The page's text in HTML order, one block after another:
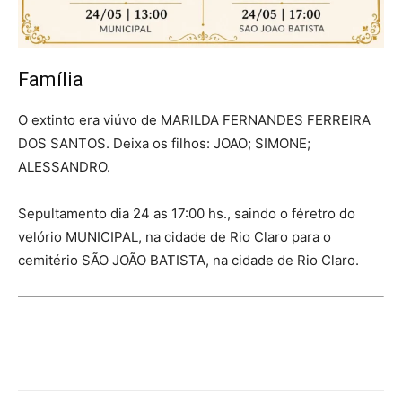
Família
O extinto era viúvo de MARILDA FERNANDES FERREIRA
DOS SANTOS. Deixa os filhos: JOAO; SIMONE;
ALESSANDRO.
Sepultamento dia 24 as 17:00 hs., saindo o féretro do
velório MUNICIPAL, na cidade de Rio Claro para o
cemitério SÃO JOÃO BATISTA, na cidade de Rio Claro.